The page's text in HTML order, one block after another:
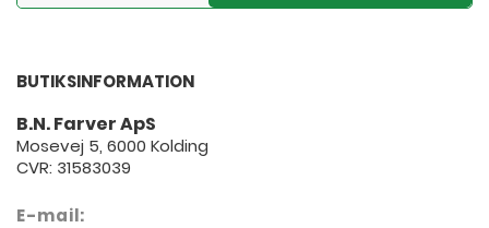
BUTIKSINFORMATION
B.N. Farver ApS
Mosevej 5, 6000 Kolding
CVR: 31583039
E-mail: